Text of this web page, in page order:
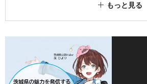
もっと見る